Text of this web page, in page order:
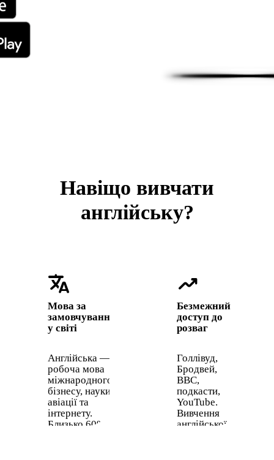
Навіщо вивчати
англійську?
translate
Мова за
замовчуванням
у світі
Англійська —
робоча мова
міжнародного
бізнесу, науки,
авіації та
інтернету.
Близько 60%
trending_up
Безмежний
доступ до
розваг
Голлівуд,
Бродвей,
BBC,
подкасти,
YouTube.
Вивчення
англійської